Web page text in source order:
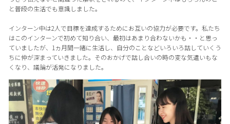
と普段の生活でも意識しました。
インターン中は2人で目標を達成するためにお互いの協力が必要です。私たち
はこのインターンで初めて知り合い、最初はあまり合わないかも・・と思っ
ていましたが、1ヵ月間一緒に生活し、自分のことなどいろいろ話していくう
ちに仲が深まっていきました。そのおかげで話し合いの時の変な気遣いもな
くなり、議論が活発になりました。